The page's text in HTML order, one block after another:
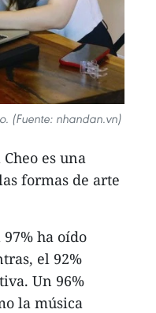
(Fuente: nhandan.vn)
es una
formas de arte
ha oído
el 92%
Un 96%
la música